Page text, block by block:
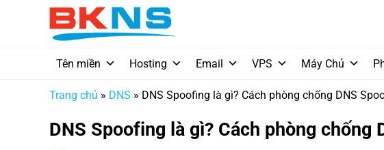
Tên miền Hosting Email VPS Máy Chủ
Trang chủ » DNS » DNS Spoofing là gì? Cách phòng chống DNS
DNS Spoofing là gì? Cách phòng chống